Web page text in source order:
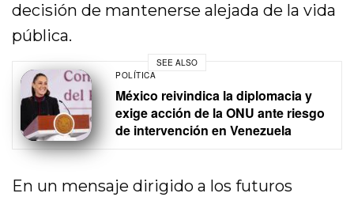
decisión de mantenerse alejada de la vida
pública.
SEE ALSO
POLÍTICA
México reivindica la diplomacia y
exige acción de la ONU ante riesgo
de intervención en Venezuela
En un mensaje dirigido a los futuros